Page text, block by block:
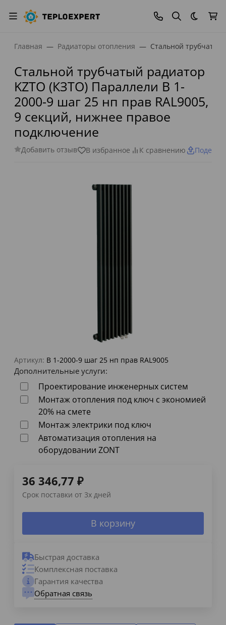
Темная
Главная Радиаторы отопления Стальной
Стальной трубчатый радиатор
KZTO (КЗТО) Параллели В 1-
2000-9 шаг 25 нп прав RAL9005,
9 секций, нижнее правое
подключение
Добавить отзыв В избранное К сравнению
Артикул: В 1-2000-9 шаг 25 нп прав RAL9005
Дополнительные услуги:
Проектирование инженерных систем
Монтаж отопления под ключ с экономией
20% на смете
Монтаж электрики под ключ
Автоматизация отопления на
оборудовании ZONT
36 346,77 ₽
Срок поставки от 3х дней
В корзину
Быстрая доставка
Комплексная поставка
Гарантия качества
Обратная связь